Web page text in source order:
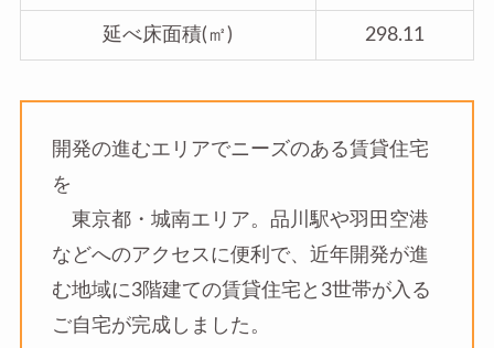
延べ床面積(㎡) 298.11
開発の進むエリアでニーズのある賃貸住宅
を
東京都・城南エリア。品川駅や羽田空港
などへのアクセスに便利で、近年開発が進
む地域に3階建ての賃貸住宅と3世帯が入る
ご自宅が完成しました。